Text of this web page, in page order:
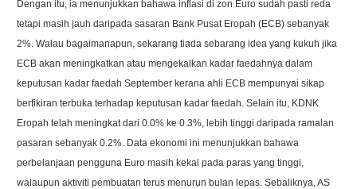
Dengan itu, ia menunjukkan bahawa inflasi di zon Euro sudah pasti reda
tetapi masih jauh daripada sasaran Bank Pusat Eropah (ECB) sebanyak
2%. Walau bagaimanapun, sekarang tiada sebarang idea yang kukuh jika
ECB akan meningkatkan atau mengekalkan kadar faedahnya dalam
keputusan kadar faedah September kerana ahli ECB mempunyai sikap
berfikiran terbuka terhadap keputusan kadar faedah. Selain itu, KDNK
Eropah telah meningkat dari 0.0% ke 0.3%, lebih tinggi daripada ramalan
pasaran sebanyak 0.2%. Data ekonomi ini menunjukkan bahawa
perbelanjaan pengguna Euro masih kekal pada paras yang tinggi,
walaupun aktiviti pembuatan terus menurun bulan lepas. Sebaliknya, AS